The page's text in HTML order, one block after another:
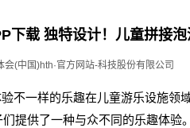
下载 独特设计！儿童拼接
会(中国)hth·官方网站-科技股份有限公司
不一样的乐趣在儿童游乐设施
们提供了一种与众不同的乐趣体验